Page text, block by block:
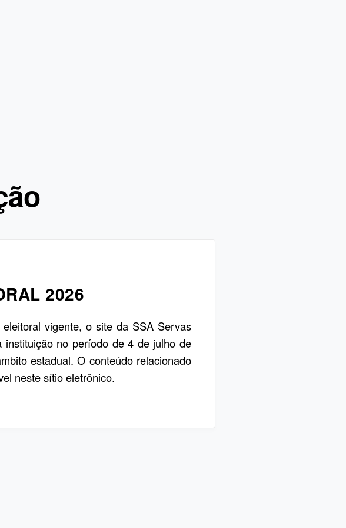
2026
vigente, o site da SSA Servas
instituição no período de 4 de julho de
estadual. O conteúdo relacionado
neste sítio eletrônico.